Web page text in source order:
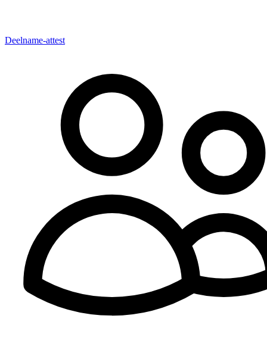
Deelname-attest